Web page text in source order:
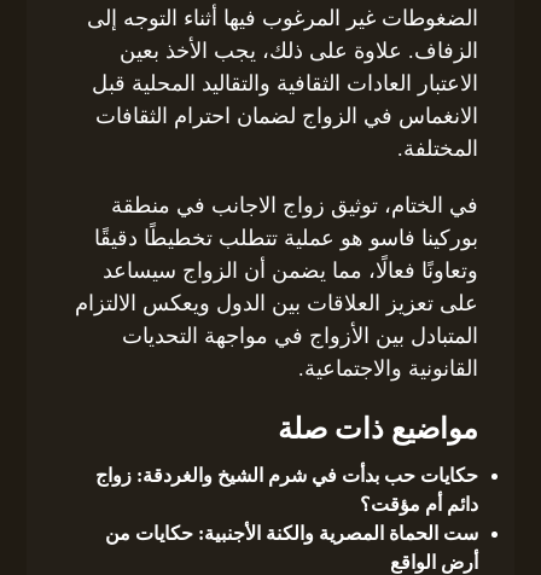
الضغوطات غير المرغوب فيها أثناء التوجه إلى
الزفاف. علاوة على ذلك، يجب الأخذ بعين
الاعتبار العادات الثقافية والتقاليد المحلية قبل
الانغماس في الزواج لضمان احترام الثقافات
المختلفة.
في الختام، توثيق زواج الاجانب في منطقة
بوركينا فاسو هو عملية تتطلب تخطيطًا دقيقًا
وتعاونًا فعالًا، مما يضمن أن الزواج سيساعد
على تعزيز العلاقات بين الدول ويعكس الالتزام
المتبادل بين الأزواج في مواجهة التحديات
القانونية والاجتماعية.
مواضيع ذات صلة
حكايات حب بدأت في شرم الشيخ والغردقة: زواج
دائم أم مؤقت؟
ست الحماة المصرية والكنة الأجنبية: حكايات من
أرض الواقع